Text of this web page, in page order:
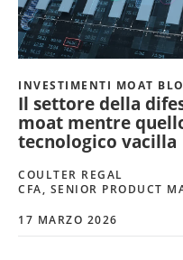
INVESTIMENTI MOAT
Il settore della
moat mentre
tecnologico vacilla
COULTER REGAL
CFA, SENIOR PRODUCT
17 MARZO 2026